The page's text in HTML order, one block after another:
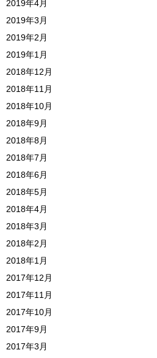
2019年4月
2019年3月
2019年2月
2019年1月
2018年12月
2018年11月
2018年10月
2018年9月
2018年8月
2018年7月
2018年6月
2018年5月
2018年4月
2018年3月
2018年2月
2018年1月
2017年12月
2017年11月
2017年10月
2017年9月
2017年3月